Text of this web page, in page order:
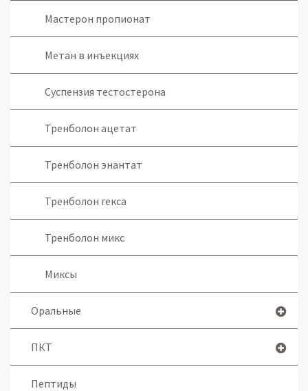
Мастерон пропионат
Метан в инъекциях
Суспензия тестостерона
Тренболон ацетат
Тренболон энантат
Тренболон гекса
Тренболон микс
Миксы
Оральные
ПКТ
Пептиды